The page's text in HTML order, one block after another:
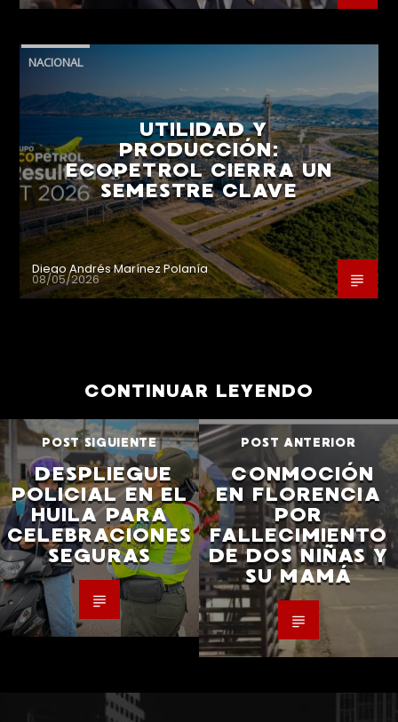
NACIONAL
UTILIDAD Y
PRODUCCIÓN:
ECOPETROL CIERRA UN
SEMESTRE CLAVE
Diego Andrés Marínez Polanía
08/05/2026
CONTINUAR LEYENDO
POST SIGUIENTE
DESPLIEGUE
POLICIAL EN EL
HUILA PARA
CELEBRACIONES
SEGURAS
POST ANTERIOR
CONMOCIÓN
EN FLORENCIA
POR
FALLECIMIENTO
DE DOS NIÑAS Y
SU MAMÁ